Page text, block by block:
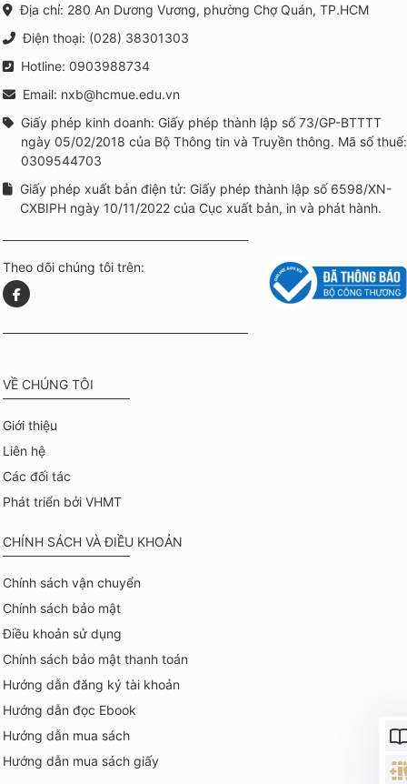
Địa chỉ: 280 An Dương Vương, phường Chợ Quán, TP.HCM
Điện thoại: (028) 38301303
Hotline: 0903988734
Email: nxb@hcmue.edu.vn
Giấy phép kinh doanh: Giấy phép thành lập số 73/GP-BTTTT
ngày 05/02/2018 của Bộ Thông tin và Truyền thông. Mã số thuế:
0309544703
Giấy phép xuất bản điện tử: Giấy phép thành lập số 6598/XN-
CXBIPH ngày 10/11/2022 của Cục xuất bản, in và phát hành.
Theo dõi chúng tôi trên:
VỀ CHÚNG TÔI
Giới thiệu
Liên hệ
Các đối tác
Phát triển bởi VHMT
CHÍNH SÁCH VÀ ĐIỀU KHOẢN
Chính sách vận chuyển
Chính sách bảo mật
Điều khoản sử dụng
Chính sách bảo mật thanh toán
Hướng dẫn đăng ký tài khoản
Hướng dẫn đọc Ebook
Hướng dẫn mua sách
Hướng dẫn mua sách giấy